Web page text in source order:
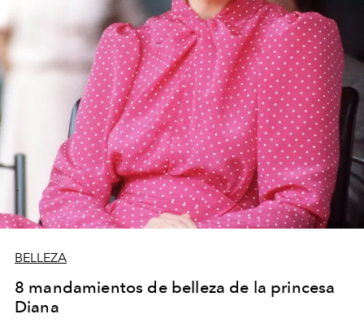
BELLEZA
8 mandamientos de belleza de la princesa
Diana